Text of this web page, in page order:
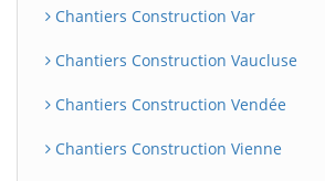
Chantiers Construction Var
Chantiers Construction Vaucluse
Chantiers Construction Vendée
Chantiers Construction Vienne